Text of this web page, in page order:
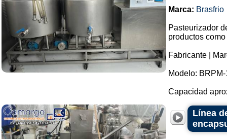
Marca: Brasfrio
Pasteurizador
productos
Fabricante |
Modelo:
Capacidad
Línea